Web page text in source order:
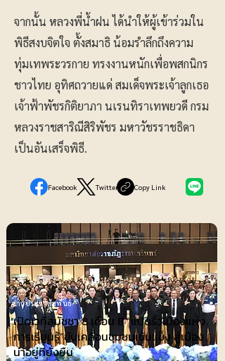
จากนั้น หลวงพี่น้ำฝน ได้นำให้ผู้เข้าร่วมใน
พิธีสงบจิตใจ ตั้งสมาธิ น้อมรำลึกถึงความ
ทุ่มเทพระวรกาย ทรงงานหนักเพื่อพสกนิกร
ชาวไทย อุทิศถวายแด่ สมเด็จพระเจ้าลูกเธอ
เจ้าฟ้าพัชรกิติยาภา นเรนทิราเทพยวดี กรม
หลวงราชสาริณีสิริพัชร มหาวัชรราชธิดา
เป็นอันเสร็จพิธี.
Facebook Twitter Copy Link
ข่าวประชาสัมพันธ์
เปิดเวทีสมัชชา 8 เดือน 8 “แปดริ้วเมืองแห่ง
การเรียนรู้”ขับเคลื่อนชุมชนเข้มแข็ง สู่เมือง
น่าอยู่ที่ยั่งยืน